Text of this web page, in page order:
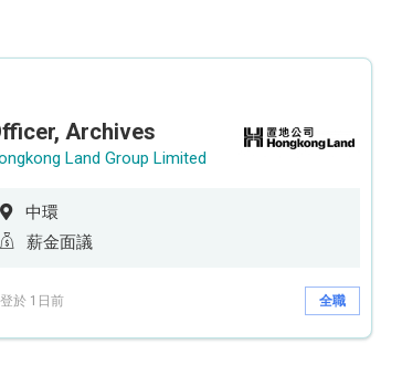
Archives
Land Group Limited
中環
薪金面議
於 1日前 全職